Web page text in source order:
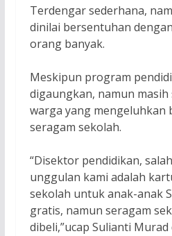
Terdengar sederhana,
dinilai bersentuhan
orang banyak.
Meskipun program
digaungkan, namun
warga yang mengeluhkan
seragam sekolah.
“Disektor pendidikan,
unggulan kami adalah
sekolah untuk anak-anak
gratis, namun seragam
dibeli,”ucap Sulianti